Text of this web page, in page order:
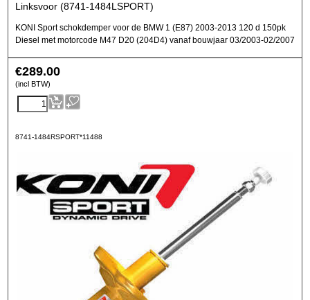
Linksvoor (8741-1484LSPORT)
KONI Sport schokdemper voor de BMW 1 (E87) 2003-2013 120 d 150pk
Diesel met motorcode M47 D20 (204D4) vanaf bouwjaar 03/2003-02/2007
€289.00
(incl BTW)
8741-1484RSPORT*11488